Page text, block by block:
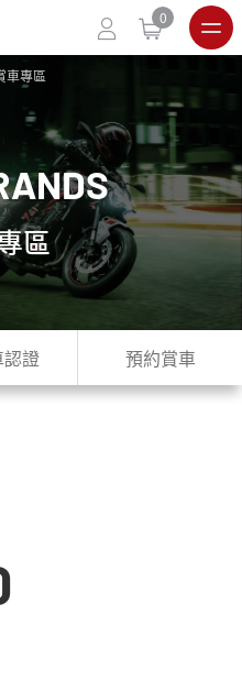
0
ANDS
區
車專區
證 預約賞車